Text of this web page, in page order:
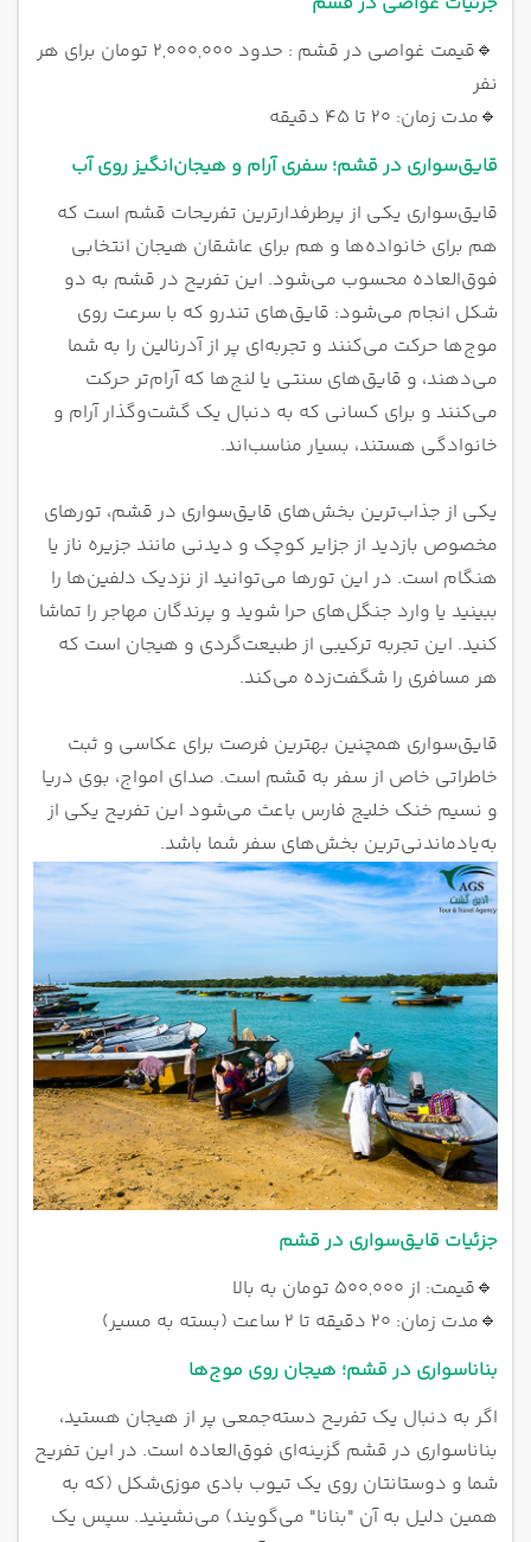
🔹
قیمت غواصی در قشم : حدود ۲,۰۰۰,۰۰۰ تومان برای هر
نفر
🔹مدت زمان: ۲۰ تا ۴۵ دقیقه
قایق‌سواری در قشم؛ سفری آرام و هیجان‌انگیز روی آب
قایق‌سواری یکی از پرطرفدارترین تفریحات قشم است که
هم برای خانواده‌ها و هم برای عاشقان هیجان انتخابی
فوق‌العاده محسوب می‌شود. این تفریح در قشم به دو
شکل انجام می‌شود: قایق‌های تندرو که با سرعت روی
موج‌ها حرکت می‌کنند و تجربه‌ای پر از آدرنالین را به شما
می‌دهند، و قایق‌های سنتی یا لنج‌ها که آرام‌تر حرکت
می‌کنند و برای کسانی که به دنبال یک گشت‌وگذار آرام و
خانوادگی هستند، بسیار مناسب‌اند.
یکی از جذاب‌ترین بخش‌های قایق‌سواری در قشم، تورهای
مخصوص بازدید از جزایر کوچک و دیدنی مانند جزیره ناز یا
هنگام است. در این تورها می‌توانید از نزدیک دلفین‌ها را
ببینید یا وارد جنگل‌های حرا شوید و پرندگان مهاجر را تماشا
کنید. این تجربه ترکیبی از طبیعت‌گردی و هیجان است که
هر مسافری را شگفت‌زده می‌کند.
قایق‌سواری همچنین بهترین فرصت برای عکاسی و ثبت
خاطراتی خاص از سفر به قشم است. صدای امواج، بوی دریا
و نسیم خنک خلیج فارس باعث می‌شود این تفریح یکی از
به‌یادماندنی‌ترین بخش‌های سفر شما باشد.
جزئیات قایق‌سواری در قشم
🔹قیمت: از ۵۰۰,۰۰۰ تومان به بالا
🔹مدت زمان: ۲۰ دقیقه تا ۲ ساعت (بسته به مسیر)
بناناسواری در قشم؛ هیجان روی موج‌ها
اگر به دنبال یک تفریح دسته‌جمعی پر از هیجان هستید،
بناناسواری در قشم گزینه‌ای فوق‌العاده است. در این تفریح
شما و دوستانتان روی یک تیوب بادی موزی‌شکل (که به
همین دلیل به آن "بنانا" می‌گویند) می‌نشینید. سپس یک